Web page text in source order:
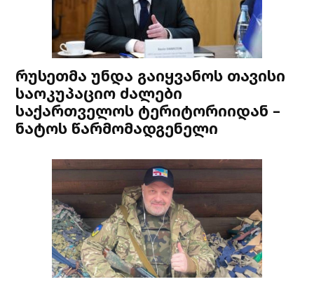
რუსეთმა უნდა გაიყვანოს თავისი
საოკუპაციო ძალები
საქართველოს ტერიტორიიდან –
ნატოს წარმომადგენელი